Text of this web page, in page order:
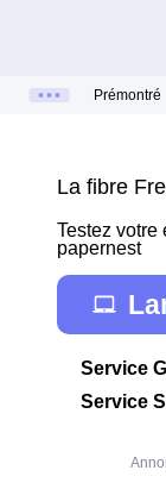
Prémontré
La fibre
Testez votre
papernest
Service
Service